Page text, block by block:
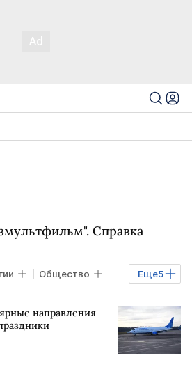
Справка
Еще5
Общество
Владимир Путин
Союзмультфильм
направления